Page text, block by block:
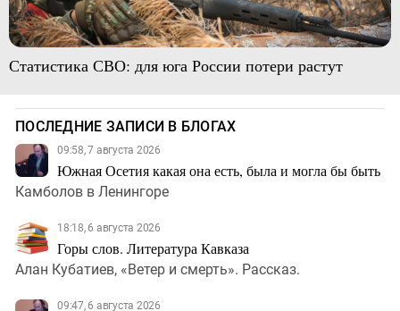
Статистика СВО: для юга России потери растут
ПОСЛЕДНИЕ ЗАПИСИ В БЛОГАХ
09:58, 7 августа 2026
Южная Осетия какая она есть, была и могла бы быть
Камболов в Ленингоре
18:18, 6 августа 2026
Горы слов. Литература Кавказа
Алан Кубатиев, «Ветер и смерть». Рассказ.
09:47, 6 августа 2026